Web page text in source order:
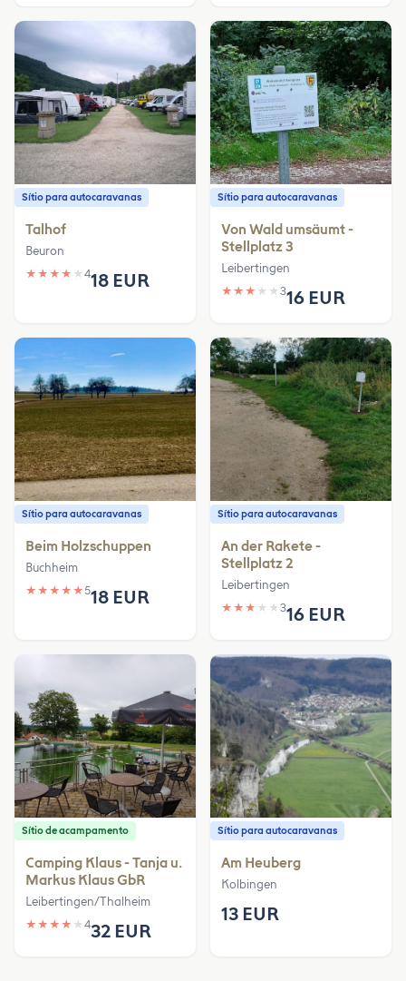
Sítio para autocaravanas
Talhof
Beuron
★ ★ ★ ★ ★ 418 EUR
Sítio para autocaravanas
Von Wald umsäumt -
Stellplatz 3
Leibertingen
★ ★ ★ ★ ★ 316 EUR
Sítio para autocaravanas
Beim Holzschuppen
Buchheim
★ ★ ★ ★ ★518 EUR
Sítio para autocaravanas
An der Rakete -
Stellplatz 2
Leibertingen
★ ★ ★ ★ ★ 316 EUR
Sítio de acampamento
Camping Klaus - Tanja u.
Markus Klaus GbR
Leibertingen/Thalheim
★ ★ ★ ★ ★ 432 EUR
Sítio para autocaravanas
Am Heuberg
Kolbingen
13 EUR